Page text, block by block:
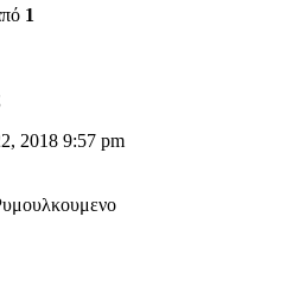
1
2018 9:57 pm